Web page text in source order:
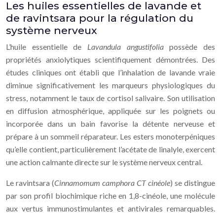
Les huiles essentielles de lavande et
de ravintsara pour la régulation du
système nerveux
L’huile essentielle de Lavandula angustifoliapossède des
propriétés anxiolytiques scientifiquement démontrées. Des
études cliniques ont établi que l’inhalation de lavande vraie
diminue significativement les marqueurs physiologiques du
stress, notamment le taux de cortisol salivaire. Son utilisation
en diffusion atmosphérique, appliquée sur les poignets ou
incorporée dans un bain favorise la détente nerveuse et
prépare à un sommeil réparateur. Les esters monoterpéniques
qu’elle contient, particulièrement l’acétate de linalyle, exercent
une action calmante directe sur le système nerveux central.
Le ravintsara (Cinnamomum camphora CT cinéole) se distingue
par son profil biochimique riche en 1,8-cinéole, une molécule
aux vertus immunostimulantes et antivirales remarquables.